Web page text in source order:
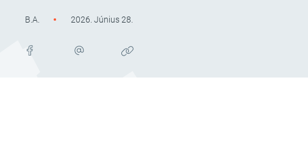
B.A. 2026. Június 28.